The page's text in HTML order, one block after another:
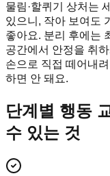
물림·할퀴기 상처는
있으니, 작아 보여도
좋아요. 분리 후에는
공간에서 안정을 취
손으로 직접 떼어내
하면 안 돼요.
단계별 행동
수 있는 것